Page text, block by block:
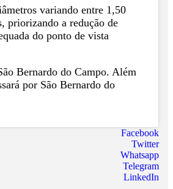
variando entre 1,50
priorizando a redução de
do ponto de vista
Bernardo do Campo. Além
por São Bernardo do
Facebook
Twitter
Whatsapp
Telegram
LinkedIn